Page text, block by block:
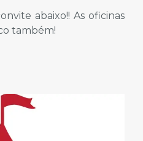
abaixo!! As oficinas
também!